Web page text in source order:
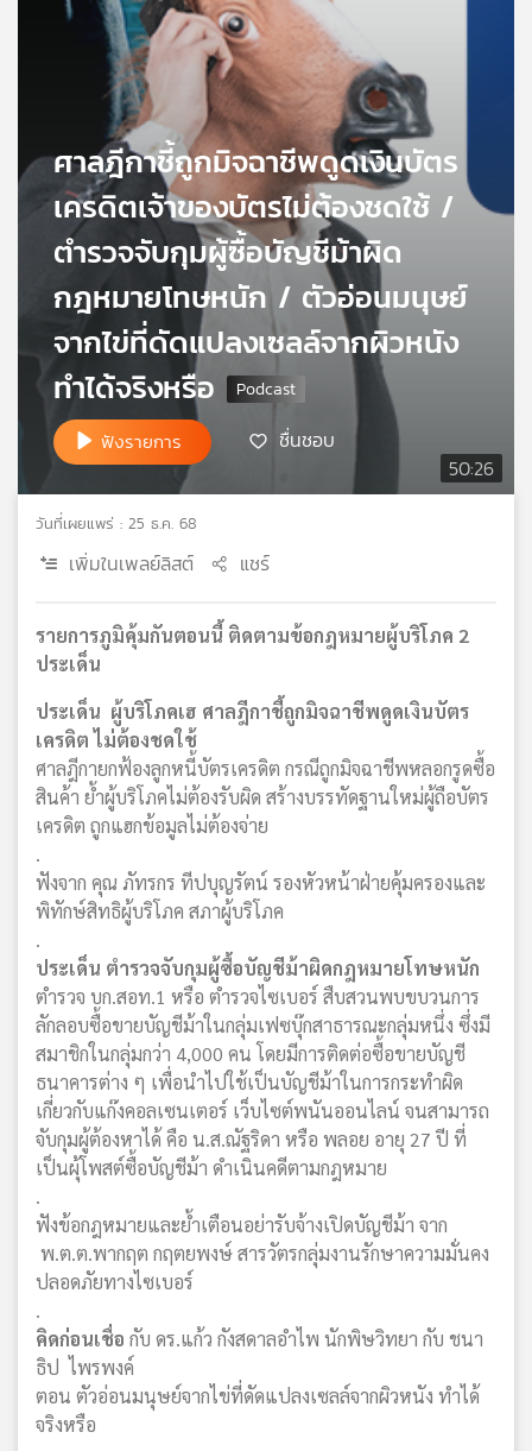
พี
บี
เอส
แผนที่
เครือ
ข่าย
50:26
ศาลฎีกาชี้ถูกมิจฉาชีพดูดเงินบัตร
เครดิตเจ้าของบัตรไม่ต้องชดใช้ /
ตำรวจจับกุมผู้ซื้อบัญชีม้าผิด
กฎหมายโทษหนัก / ตัวอ่อนมนุษย์
จากไข่ที่ดัดแปลงเซลล์จากผิวหนัง
ทำได้จริงหรือ
ฟังรายการ ชื่นชอบ
วันที่เผยแพร่ : 25 ธ.ค. 68
เพิ่มในเพลย์ลิสต์ แชร์
รายการภูมิคุ้มกันตอนนี้ ติดตามข้อกฎหมายผู้บริโภค 2
ประเด็น
ประเด็น ผู้บริโภคเฮ ศาลฎีกาชี้ถูกมิจฉาชีพดูดเงินบัตร
เครดิต ไม่ต้องชดใช้
ศาลฎีกายกฟ้องลูกหนี้บัตรเครดิต กรณีถูกมิจฉาชีพหลอกรูดซื้อ
สินค้า ย้ำผู้บริโภคไม่ต้องรับผิด สร้างบรรทัดฐานใหม่ผู้ถือบัตร
เครดิต ถูกแฮกข้อมูลไม่ต้องจ่าย
.
ฟังจาก คุณ ภัทรกร ทีปบุญรัตน์ รองหัวหน้าฝ่ายคุ้มครองและ
พิทักษ์สิทธิผู้บริโภค สภาผู้บริโภค
.
ประเด็น ตำรวจจับกุมผู้ซื้อบัญชีม้าผิดกฎหมายโทษหนัก
ตำรวจ บก.สอท.1 หรือ ตำรวจไซเบอร์ สืบสวนพบขบวนการ
ลักลอบซื้อขายบัญชีม้าในกลุ่มเฟซบุ๊กสาธารณะกลุ่มหนึ่ง ซึ่งมี
สมาชิกในกลุ่มกว่า 4,000 คน โดยมีการติดต่อซื้อขายบัญชี
ธนาคารต่าง ๆ เพื่อนำไปใช้เป็นบัญชีม้าในการกระทำผิด
เกี่ยวกับแก๊งคอลเซนเตอร์ เว็บไซต์พนันออนไลน์ จนสามารถ
จับกุมผู้ต้องหาได้ คือ น.ส.ณัฐริดา หรือ พลอย อายุ 27 ปี ที่
เป็นผุ้โพสต์ซื้อบัญชีม้า ดำเนินคดีตามกฎหมาย
.
ฟังข้อกฎหมายและย้ำเตือนอย่ารับจ้างเปิดบัญชีม้า จาก
พ.ต.ต.พากฤต กฤตยพงษ์ สารวัตรกลุ่มงานรักษาความมั่นคง
ปลอดภัยทางไซเบอร์
.
คิดก่อนเชื่อ กับ ดร.แก้ว กังสดาลอำไพ นักพิษวิทยา กับ ชนา
ธิป ไพรพงค์
ตอน ตัวอ่อนมนุษย์จากไข่ที่ดัดแปลงเซลล์จากผิวหนัง ทำได้
จริงหรือ